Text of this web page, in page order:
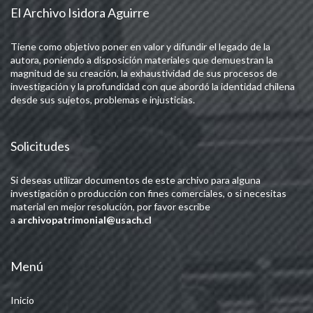
El Archivo Isidora Aguirre
Tiene como objetivo poner en valor y difundir el legado de la
autora, poniendo a disposición materiales que demuestran la
magnitud de su creación, la exhaustividad de sus procesos de
investigación y la profundidad con que abordó la identidad chilena
desde sus sujetos, problemas e injusticias.
Solicitudes
Si deseas utilizar documentos de este archivo para alguna
investigación o producción con fines comerciales, o si necesitas
material en mejor resolución, por favor escribe
a archivopatrimonial@usach.cl
Menú
Inicio